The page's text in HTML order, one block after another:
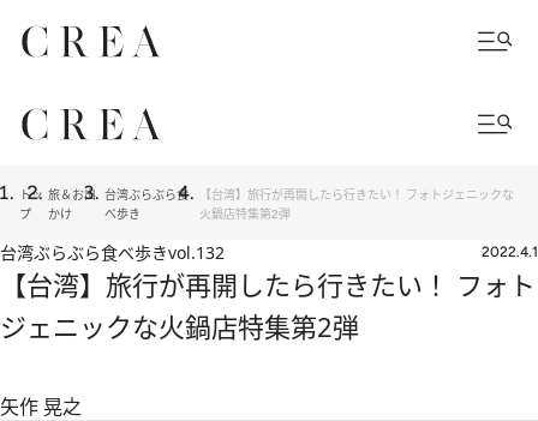
トッ
プ
旅＆お出
かけ
台湾ぶらぶら食
べ歩き
【台湾】旅行が再開したら行きたい！ フォトジェニックな
火鍋店特集第2弾
台湾ぶらぶら食べ歩きvol.132 2022.4.1
【台湾】旅行が再開したら行きたい！ フォト
ジェニックな火鍋店特集第2弾
矢作 晃之